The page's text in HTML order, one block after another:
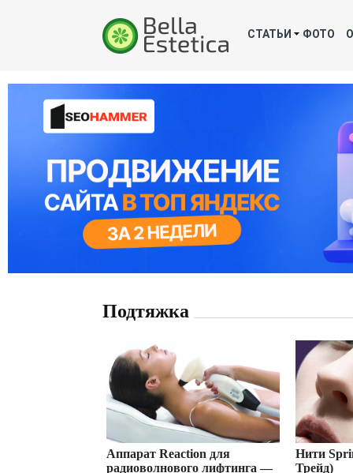
СТАТЬИ ФОТО
Подтяжка
Аппарат Reaction для
радиоволнового лифтинга —
Нити
Трейд)